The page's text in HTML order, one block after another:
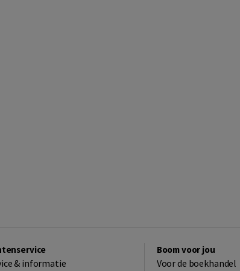
& informatie
Boom voor jou
Voor de boekhandel